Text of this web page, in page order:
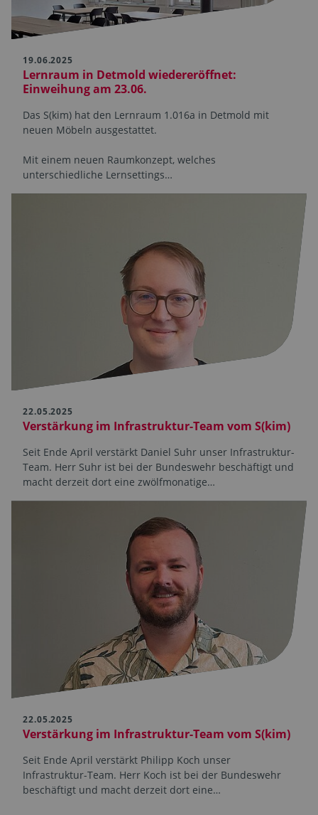
19.06.2025
Lernraum in Detmold wiedereröffnet:
Einweihung am 23.06.
Das S(kim) hat den Lernraum 1.016a in Detmold mit
neuen Möbeln ausgestattet.
Mit einem neuen Raumkonzept, welches
unterschiedliche Lernsettings…
22.05.2025
Verstärkung im Infrastruktur-Team vom S(kim)
Seit Ende April verstärkt Daniel Suhr unser Infrastruktur-
Team. Herr Suhr ist bei der Bundeswehr beschäftigt und
macht derzeit dort eine zwölfmonatige…
22.05.2025
Verstärkung im Infrastruktur-Team vom S(kim)
Seit Ende April verstärkt Philipp Koch unser
Infrastruktur-Team. Herr Koch ist bei der Bundeswehr
beschäftigt und macht derzeit dort eine…